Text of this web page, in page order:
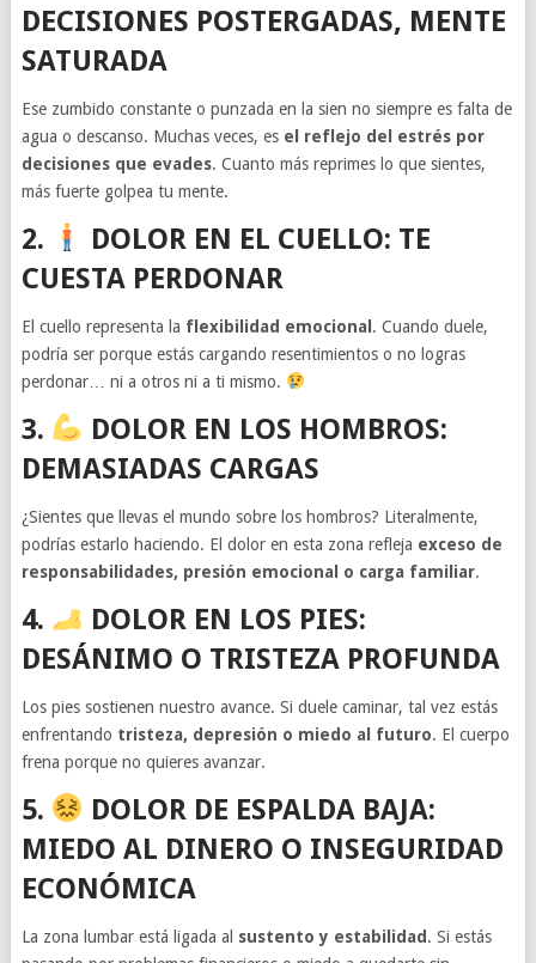
DECISIONES POSTERGADAS, MENTE
SATURADA
Ese zumbido constante o punzada en la sien no siempre es falta de
agua o descanso. Muchas veces, es el reflejo del estrés por
decisiones que evades. Cuanto más reprimes lo que sientes,
más fuerte golpea tu mente.
2.
DOLOR EN EL CUELLO: TE
CUESTA PERDONAR
El cuello representa la flexibilidad emocional . Cuando duele,
podría ser porque estás cargando resentimientos o no logras
perdonar… ni a otros ni a ti mismo.
3.
DOLOR EN LOS HOMBROS:
DEMASIADAS CARGAS
¿Sientes que llevas el mundo sobre los hombros? Literalmente,
podrías estarlo haciendo. El dolor en esta zona refleja exceso de
responsabilidades, presión emocional o carga familiar.
4.
DOLOR EN LOS PIES:
DESÁNIMO O TRISTEZA PROFUNDA
Los pies sostienen nuestro avance. Si duele caminar, tal vez estás
enfrentando tristeza, depresión o miedo al futuro. El cuerpo
frena porque no quieres avanzar.
5.
DOLOR DE ESPALDA BAJA:
MIEDO AL DINERO O INSEGURIDAD
ECONÓMICA
La zona lumbar está ligada al sustento y estabilidad . Si estás